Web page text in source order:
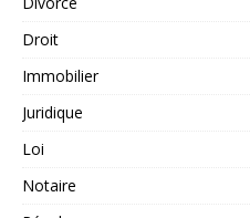
Droit
Immobilier
Juridique
Loi
Notaire